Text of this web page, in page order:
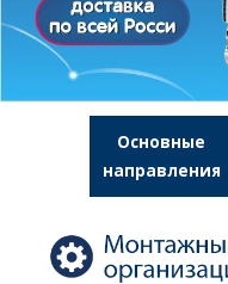
Основные
направления